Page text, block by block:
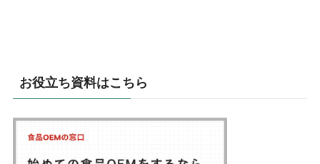
お役立ち資料はこちら